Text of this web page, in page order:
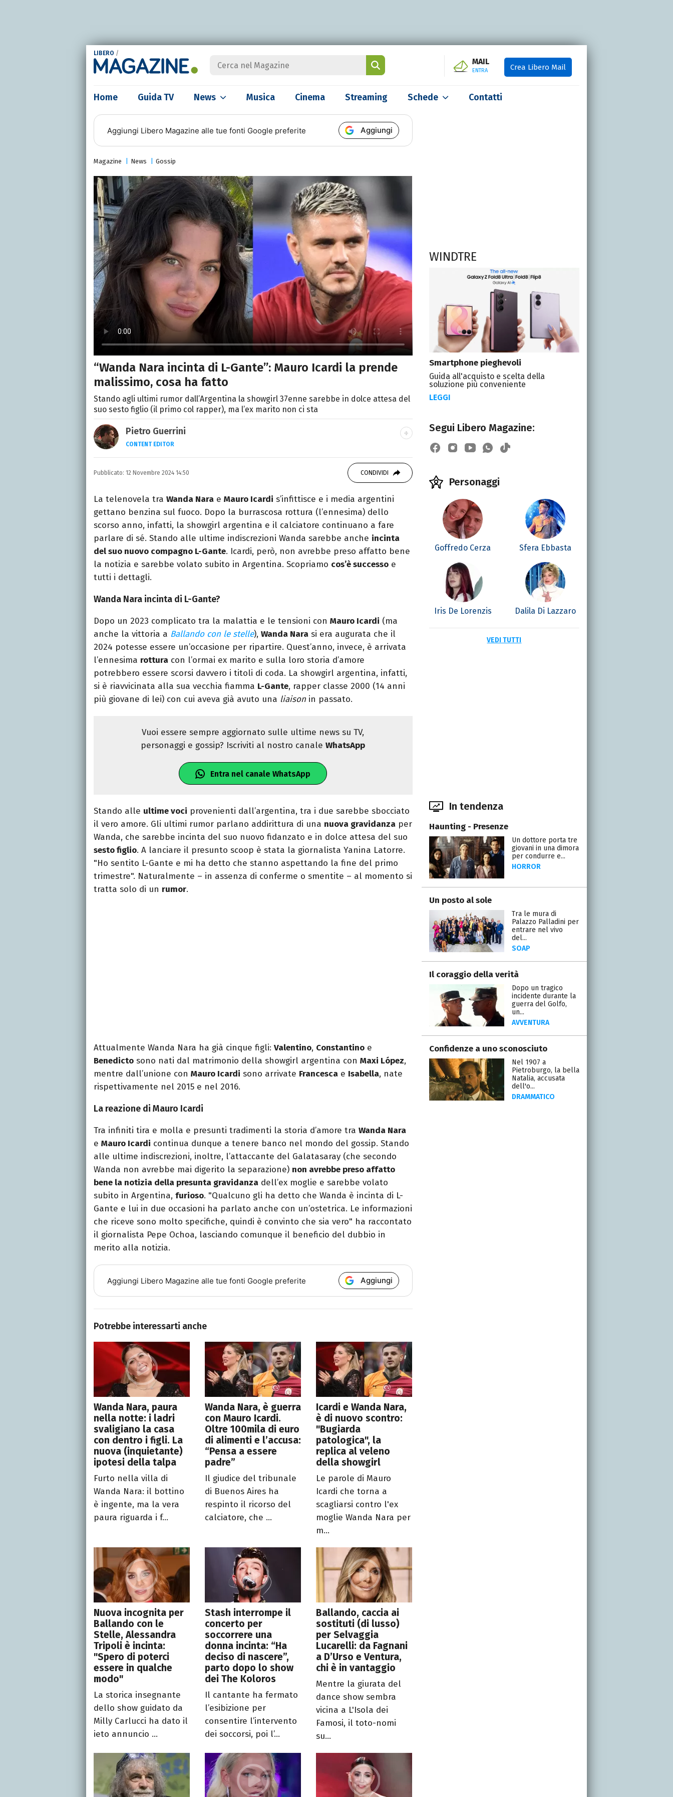
LIBERO /
MAIL
ENTRA Crea Libero Mail
Home Guida TV News Musica Cinema Streaming Schede Contatti
Aggiungi Libero Magazine alle tue fonti Google preferite Aggiungi
Magazine News Gossip
“Wanda Nara incinta di L-Gante”: Mauro Icardi la prende
malissimo, cosa ha fatto
Stando agli ultimi rumor dall’Argentina la showgirl 37enne sarebbe in dolce attesa del
suo sesto figlio (il primo col rapper), ma l’ex marito non ci sta
Pietro Guerrini
CONTENT EDITOR
Laurea in Lettere, smania di viaggi e passione per i cartoni (della pizza
e della Pixar).
Pubblicato: 12 Novembre 2024 14:50 CONDIVIDI
La telenovela tra Wanda Nara e Mauro Icardi s’infittisce e i media argentini
gettano benzina sul fuoco. Dopo la burrascosa rottura (l’ennesima) dello
scorso anno, infatti, la showgirl argentina e il calciatore continuano a fare
parlare di sé. Stando alle ultime indiscrezioni Wanda sarebbe anche incinta
del suo nuovo compagno L-Gante. Icardi, però, non avrebbe preso affatto bene
la notizia e sarebbe volato subito in Argentina. Scopriamo cos’è successo e
tutti i dettagli.
Wanda Nara incinta di L-Gante?
Dopo un 2023 complicato tra la malattia e le tensioni con Mauro Icardi (ma
anche la vittoria a Ballando con le stelle), Wanda Nara si era augurata che il
2024 potesse essere un’occasione per ripartire. Quest’anno, invece, è arrivata
l’ennesima rottura con l’ormai ex marito e sulla loro storia d’amore
potrebbero essere scorsi davvero i titoli di coda. La showgirl argentina, infatti,
si è riavvicinata alla sua vecchia fiamma L-Gante, rapper classe 2000 (14 anni
più giovane di lei) con cui aveva già avuto una liaisonin passato.
Vuoi essere sempre aggiornato sulle ultime news su TV,
personaggi e gossip? Iscriviti al nostro canaleWhatsApp
Entra nel canale WhatsApp
Stando alle ultime voci provenienti dall’argentina, tra i due sarebbe sbocciato
il vero amore. Gli ultimi rumor parlano addirittura di una nuova gravidanza per
Wanda, che sarebbe incinta del suo nuovo fidanzato e in dolce attesa del suo
sesto figlio. A lanciare il presunto scoop è stata la giornalista Yanina Latorre.
"Ho sentito L-Gante e mi ha detto che stanno aspettando la fine del primo
trimestre". Naturalmente – in assenza di conferme o smentite – al momento si
tratta solo di un rumor.
Attualmente Wanda Nara ha già cinque figli: Valentino, Constantino e
Benedicto sono nati dal matrimonio della showgirl argentina con Maxi López,
mentre dall’unione con Mauro Icardi sono arrivate Francesca e Isabella, nate
rispettivamente nel 2015 e nel 2016.
La reazione di Mauro Icardi
Tra infiniti tira e molla e presunti tradimenti la storia d’amore tra Wanda Nara
e Mauro Icardi continua dunque a tenere banco nel mondo del gossip. Stando
alle ultime indiscrezioni, inoltre, l’attaccante del Galatasaray (che secondo
Wanda non avrebbe mai digerito la separazione) non avrebbe preso affatto
bene la notizia della presunta gravidanza dell’ex moglie e sarebbe volato
subito in Argentina, furioso. "Qualcuno gli ha detto che Wanda è incinta di L-
Gante e lui in due occasioni ha parlato anche con un’ostetrica. Le informazioni
che riceve sono molto specifiche, quindi è convinto che sia vero" ha raccontato
il giornalista Pepe Ochoa, lasciando comunque il beneficio del dubbio in
merito alla notizia.
Aggiungi Libero Magazine alle tue fonti Google preferite Aggiungi
Potrebbe interessarti anche
Wanda Nara, paura
nella notte: i ladri
svaligiano la casa
con dentro i figli. La
nuova (inquietante)
ipotesi della talpa
Furto nella villa di
Wanda Nara: il bottino
è ingente, ma la vera
paura riguarda i f...
Wanda Nara, è guerra
con Mauro Icardi.
Oltre 100mila di euro
di alimenti e l’accusa:
“Pensa a essere
padre”
Il giudice del tribunale
di Buenos Aires ha
respinto il ricorso del
calciatore, che ...
Icardi e Wanda Nara,
è di nuovo scontro:
"Bugiarda
patologica", la
replica al veleno
della showgirl
Le parole di Mauro
Icardi che torna a
scagliarsi contro l'ex
moglie Wanda Nara per
m...
Nuova incognita per
Ballando con le
Stelle, Alessandra
Tripoli è incinta:
"Spero di poterci
essere in qualche
modo"
La storica insegnante
dello show guidato da
Milly Carlucci ha dato il
ieto annuncio ...
Stash interrompe il
concerto per
soccorrere una
donna incinta: “Ha
deciso di nascere”,
parto dopo lo show
dei The Koloros
Il cantante ha fermato
l’esibizione per
consentire l’intervento
dei soccorsi, poi l’...
Ballando, caccia ai
sostituti (di lusso)
per Selvaggia
Lucarelli: da Fagnani
a D’Urso e Ventura,
chi è in vantaggio
Mentre la giurata del
dance show sembra
vicina a L'Isola dei
Famosi, il toto-nomi
su...
WINDTRE
Smartphone pieghevoli
Guida all'acquisto e scelta della
soluzione più conveniente
LEGGI
Segui Libero Magazine:
Personaggi
Goffredo Cerza Sfera Ebbasta
Iris De Lorenzis Dalila Di Lazzaro
VEDI TUTTI
In tendenza
Haunting - Presenze
Un dottore porta tre
giovani in una dimora
per condurre e...
HORROR
Un posto al sole
Tra le mura di
Palazzo Palladini per
entrare nel vivo
del...
SOAP
Il coraggio della verità
Dopo un tragico
incidente durante la
guerra del Golfo,
un...
AVVENTURA
Confidenze a uno sconosciuto
Nel 1907 a
Pietroburgo, la bella
Natalia, accusata
dell'o...
DRAMMATICO